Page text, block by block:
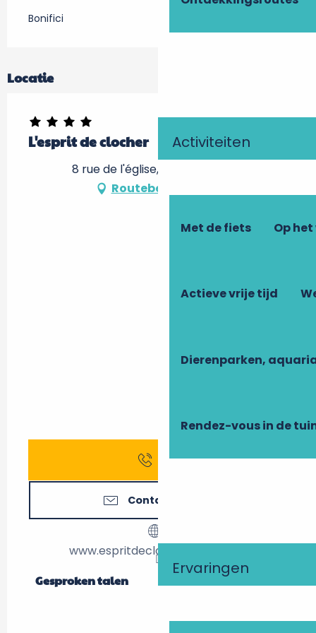
Activiteiten
Met de fiets Op
Actieve vrije tijd
Dierenparken,
Rendez-vous in de
Ervaringen
Bonifici
Locatie
L'esprit de clocher
8 rue de l'église, 37220 Theneuil
Routebeschrijving
Bel
Contacteer ons
www.espritdeclocher.sitew.com
Gesproken talen
Gesproken talen